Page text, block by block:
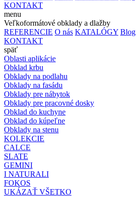
KONTAKT
menu
Veľkoformátové obklady a dlažby
REFERENCIE O nás KATALÓGY Blog
KONTAKT
späť
Oblasti aplikácie
Obklad krbu
Obklady na podlahu
Obklady na fasádu
Obklady pre nábytok
Obklady pre pracovné dosky
Obklad do kuchyne
Obklad do kúpeľne
Obklady na stenu
KOLEKCIE
CALCE
SLATE
GEMINI
I NATURALI
FOKOS
UKÁZAŤ VŠETKO